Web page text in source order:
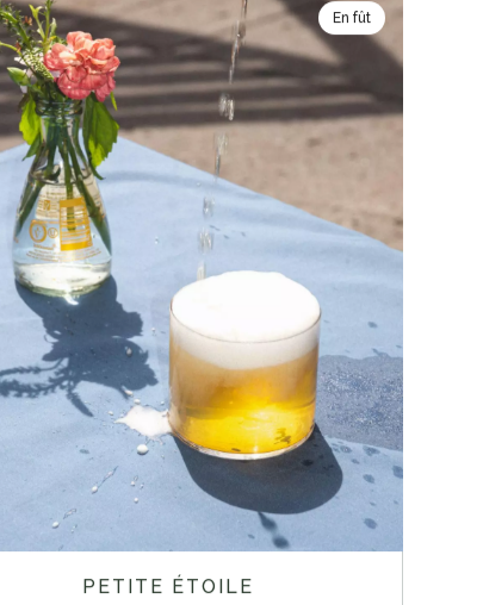
En fût
PETITE ÉTOILE